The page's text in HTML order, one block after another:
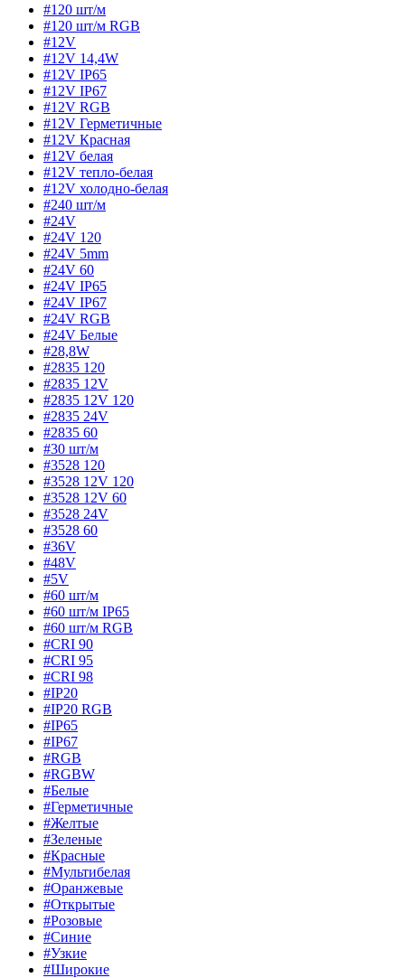
#120 шт/м
#120 шт/м RGB
#12V
#12V 14,4W
#12V IP65
#12V IP67
#12V RGB
#12V Герметичные
#12V Красная
#12V белая
#12V тепло-белая
#12V холодно-белая
#240 шт/м
#24V
#24V 120
#24V 5mm
#24V 60
#24V IP65
#24V IP67
#24V RGB
#24V Белые
#28,8W
#2835 120
#2835 12V
#2835 12V 120
#2835 24V
#2835 60
#30 шт/м
#3528 120
#3528 12V 120
#3528 12V 60
#3528 24V
#3528 60
#36V
#48V
#5V
#60 шт/м
#60 шт/м IP65
#60 шт/м RGB
#CRI 90
#CRI 95
#CRI 98
#IP20
#IP20 RGB
#IP65
#IP67
#RGB
#RGBW
#Белые
#Герметичные
#Желтые
#Зеленые
#Красные
#Мультибелая
#Оранжевые
#Открытые
#Розовые
#Синие
#Узкие
#Широкие